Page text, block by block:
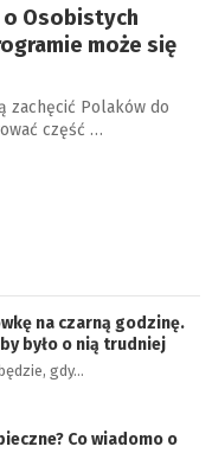
o Osobistych
może się
zachęcić Polaków do
część …
na czarną godzinę.
było o nią trudniej
gdy…
Co wiadomo o